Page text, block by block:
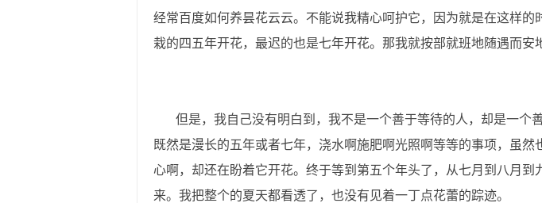
经常百度如何养昙花云云。不能说我精心呵护它，因为就是在这样
栽的四五年开花，最迟的也是七年开花。那我就按部就班地随遇而安
但是，我自己没有明白到，我不是一个善于等待的人，却是一个
既然是漫长的五年或者七年，浇水啊施肥啊光照啊等等的事项，虽
心啊，却还在盼着它开花。终于等到第五个年头了，从七月到八月
来。我把整个的夏天都看透了，也没有见着一丁点花蕾的踪迹。